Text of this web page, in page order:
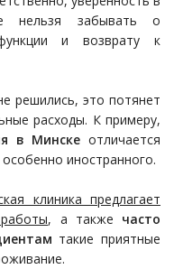
нельзя забывать о
и возврату к
решились, это потянет
расходы. К примеру,
в Минске отличается
иностранного.
клиника предлагает
, а также часто
такие приятные